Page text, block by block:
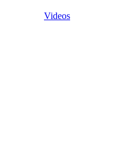
Videos